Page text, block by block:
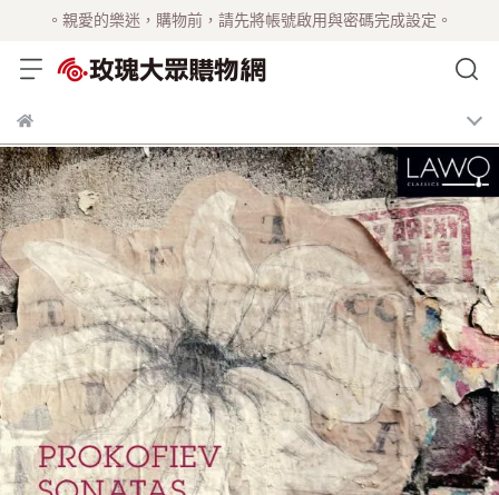
。親愛的樂迷，購物前，請先將帳號啟用與密碼完成設定。